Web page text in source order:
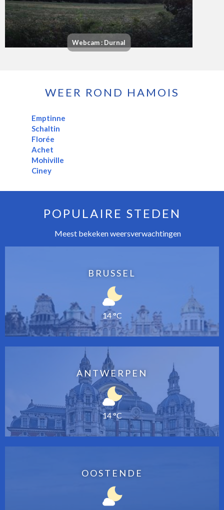
Webcam : Durnal
WEER ROND HAMOIS
Emptinne
Schaltin
Florée
Achet
Mohiville
Ciney
POPULAIRE STEDEN
Meest bekeken weersverwachtingen
BRUSSEL
14 °C
ANTWERPEN
14 °C
OOSTENDE